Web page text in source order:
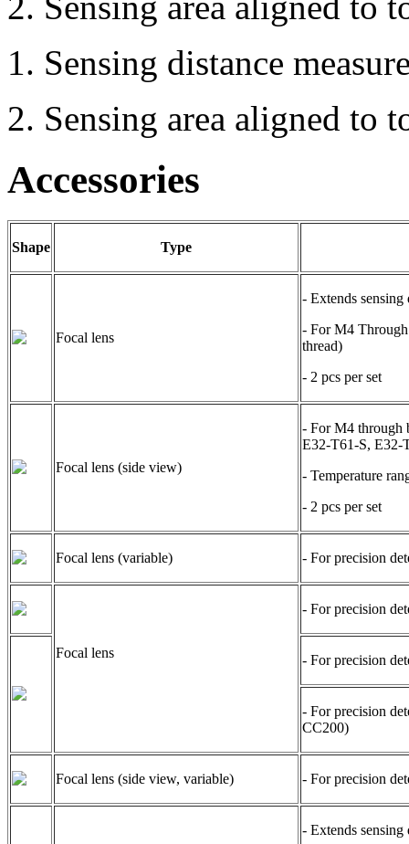
1. Sensing distance
2. Sensing area aligned to
Accessories
Shape Type
Focal lens
- Extends
- For M4
thread)
- 2 pcs per set
Focal lens (side view)
- For M4 through
E32-T61-S, E32-
- Temperature
- 2 pcs per set
Focal lens (variable) - For precision
Focal lens
- For precision
- For precision
- For precision
CC200)
Focal lens (side view, variable) - For precision
- Extends